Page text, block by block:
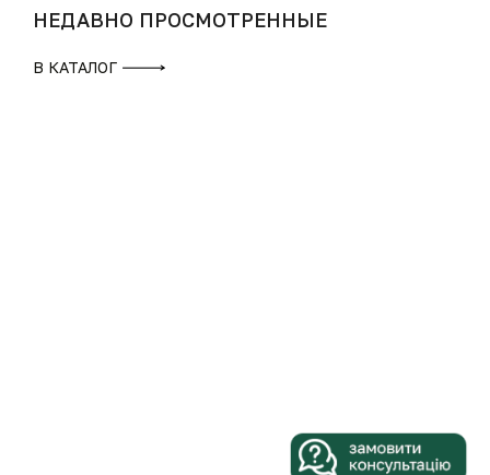
НЕДАВНО ПРОСМОТРЕННЫЕ
В КАТАЛОГ